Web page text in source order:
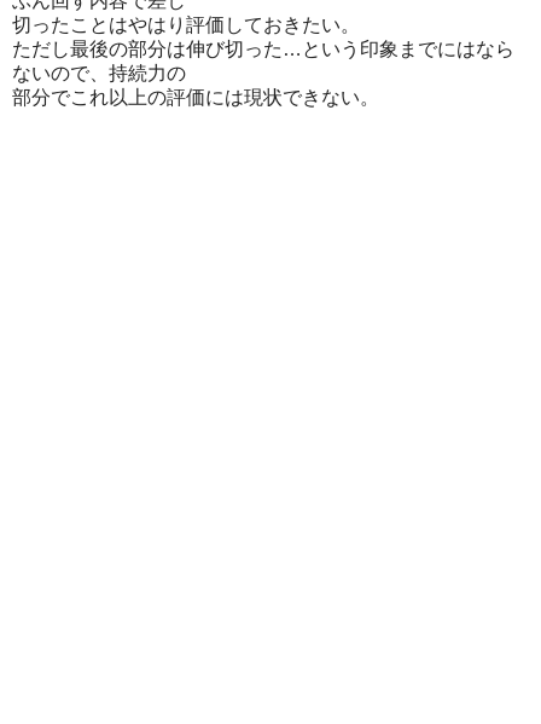
切ったことはやはり評価しておきたい。
ただし最後の部分は伸び切った…という印象までにはなら
ないので、持続力の
部分でこれ以上の評価には現状できない。